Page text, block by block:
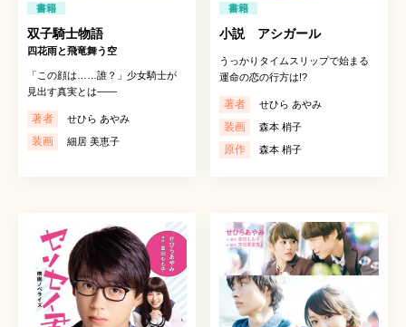
書籍
双子騎士物語
四花雨と飛竜舞う空
「この顔は……誰？」少女騎士が
見出す真実とは――
著者 せひら あやみ
装画 細居 美恵子
書籍
小説 アシガール
うっかりタイムスリップで始まる
運命の恋の行方は!?
著者 せひら あやみ
装画 森本 梢子
原作 森本 梢子